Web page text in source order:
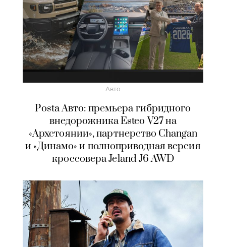
Авто
Posta Авто: премьера гибридного
внедорожника Esteo V27 на
«Архстоянии», партнерство Changan
и «Динамо» и полноприводная версия
кроссовера Jeland J6 AWD